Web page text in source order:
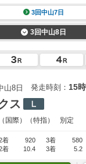
3回中山7日
3回中山8日
山8日 発走時刻： 15
ス
（国際）（特指） 別定
着 920 3着
580
着 10.4 3着 5.2